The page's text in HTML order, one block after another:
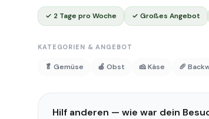
✓ 2 Tage pro Woche ✓ Großes Angebot
KATEGORIEN & ANGEBOT
🥬 Gemüse 🍎 Obst 🧀 Käse 🥖
Hilf anderen — wie war dein